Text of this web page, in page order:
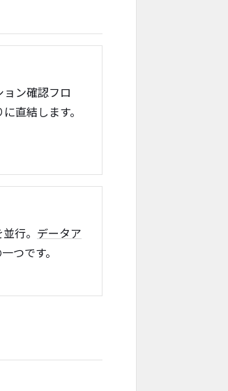
ン確認フロ
直結します。
行。 データア
つです。